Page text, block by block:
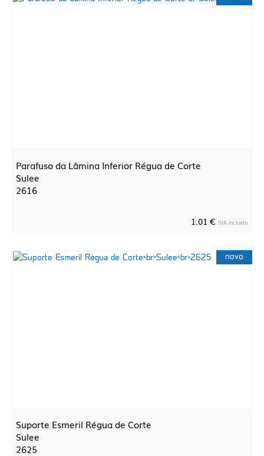
Parafuso da Lâmina Inferior Régua de Corte
Sulee
2616
1.01 € IVA incluído
novo
Suporte Esmeril Régua de Corte
Sulee
2625